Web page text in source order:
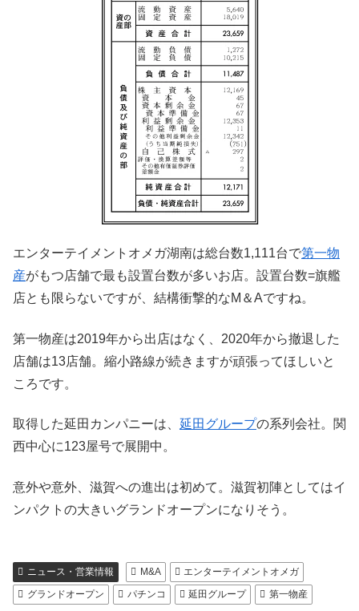
エンターテイメントオメガ湖南は総台数1,111台で第一物
産がもつ店舗で最も設置台数が多いお店。設置台数=旗艦
店とも限らないですが、結構衝撃的なM＆Aですね。
第一物産は2019年から出店はなく、2020年から撤退した
店舗は13店舗。縮小路線が続きますが頑張ってほしいと
ころです。
取得した延田カンパニーは、 延田グループの系列会社。関
西中心に123屋号で展開中。
意外や意外、滋賀への進出は初めて。滋賀初陣としてはイ
ンパクトの大きいグランドオープンになりそう。
ニュース・営業情報 M&A
エンターテイメントオメガ
グランドオープン
パチンコ 延田グループ 第一物産